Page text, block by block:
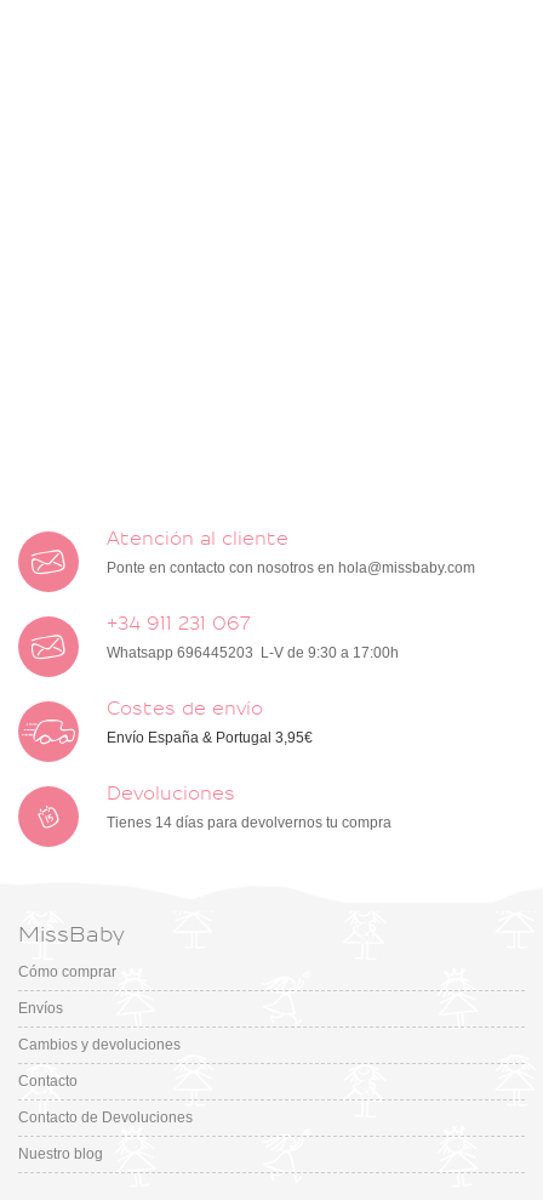
Atención al cliente
Ponte en contacto con nosotros en hola@missbaby.com
+34 911 231 067
Whatsapp 696445203 L-V de 9:30 a 17:00h
Costes de envío
Envío España & Portugal 3,95€
Devoluciones
Tienes 14 días para devolvernos tu compra
MissBaby
Cómo comprar
Envíos
Cambios y devoluciones
Contacto
Contacto de Devoluciones
Nuestro blog